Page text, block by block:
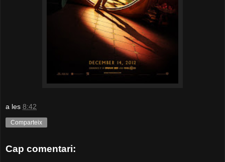
a les 8:42
Comparteix
Cap comentari: